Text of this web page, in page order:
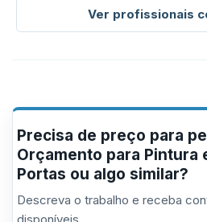
Ver profissionais
Precisa de preço para
Orçamento para Pintura
Portas ou algo similar?
Descreva o trabalho e receba